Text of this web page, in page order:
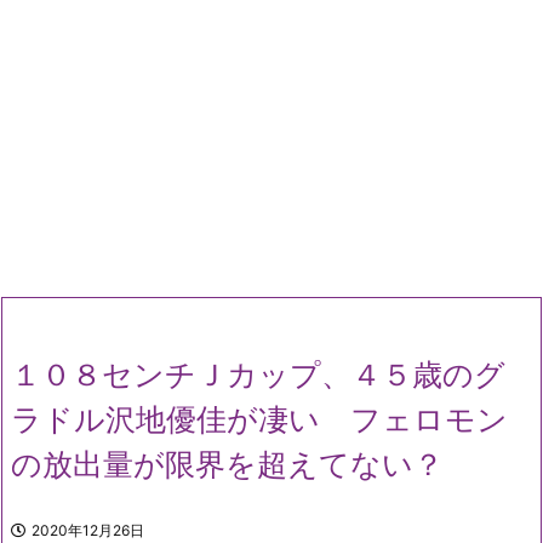
１０８センチＪカップ、４５歳のグ
ラドル沢地優佳が凄い フェロモン
の放出量が限界を超えてない？
2020年12月26日